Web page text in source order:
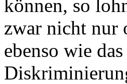
können, so
zwar nicht nur
ebenso wie